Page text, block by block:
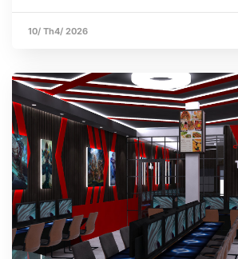
10/ Th4/ 2026